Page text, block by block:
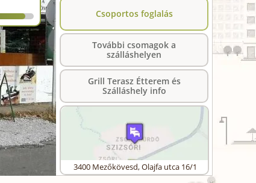
Csoportos foglalás
További csomagok a
szálláshelyen
Grill Terasz Étterem és
Szálláshely info
3400 Mezőkövesd,Olajfa utca 16/1